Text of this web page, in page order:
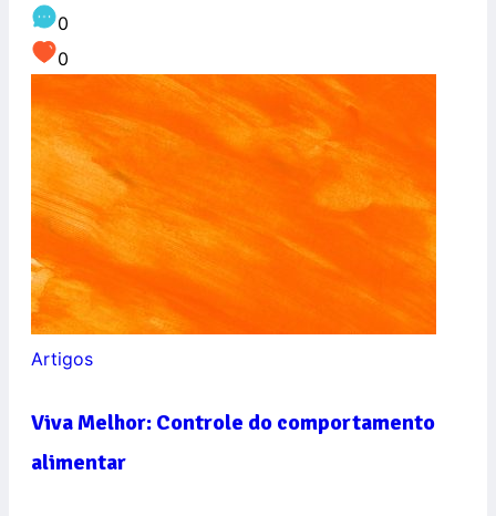
0
0
Artigos
Viva Melhor: Controle do comportamento
alimentar